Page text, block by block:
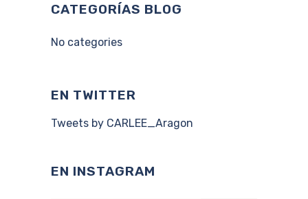
CATEGORÍAS BLOG
No categories
EN TWITTER
Tweets by CARLEE_Aragon
EN INSTAGRAM